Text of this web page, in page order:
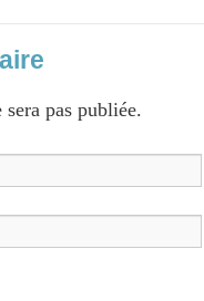
sera pas publiée.